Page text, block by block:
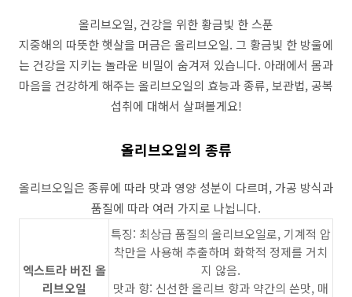
올리브오일, 건강을 위한 황금빛 한 스푼
지중해의 따뜻한 햇살을 머금은 올리브오일. 그 황금빛 한 방울에
는 건강을 지키는 놀라운 비밀이 숨겨져 있습니다. 아래에서 몸과
마음을 건강하게 해주는 올리브오일의 효능과 종류, 보관법, 공복
섭취에 대해서 살펴볼게요!
올리브오일의 종류
올리브오일은 종류에 따라 맛과 영양 성분이 다르며, 가공 방식과
품질에 따라 여러 가지로 나뉩니다.
엑스트라 버진 올
리브오일
특징: 최상급 품질의 올리브오일로, 기계적 압
착만을 사용해 추출하며 화학적 정제를 거치
지 않음.
맛과 향: 신선한 올리브 향과 약간의 쓴맛, 매